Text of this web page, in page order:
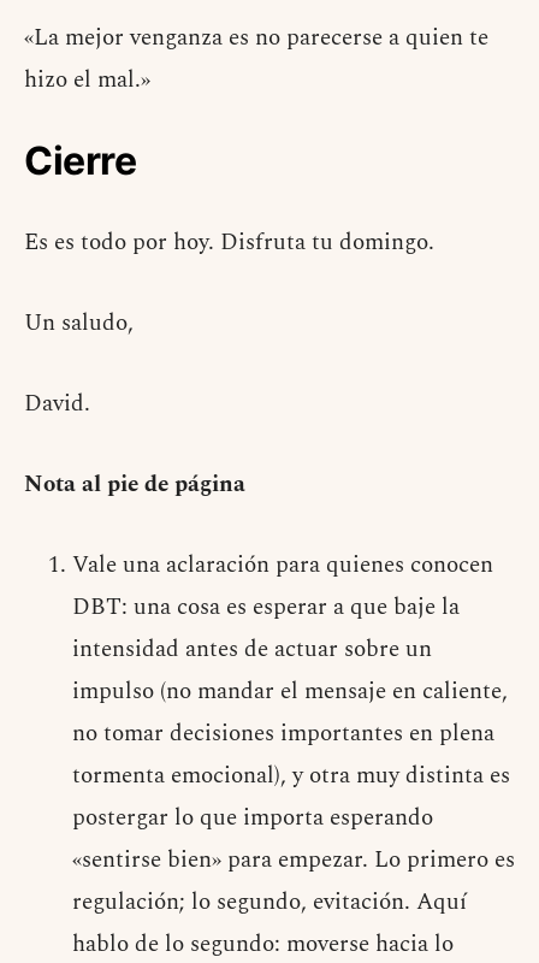
«La mejor venganza es no parecerse a quien te
hizo el mal.»
Cierre
Es es todo por hoy. Disfruta tu domingo.
Un saludo,
David.
Nota al pie de página
Vale una aclaración para quienes conocen
DBT: una cosa es esperar a que baje la
intensidad antes de actuar sobre un
impulso (no mandar el mensaje en caliente,
no tomar decisiones importantes en plena
tormenta emocional), y otra muy distinta es
postergar lo que importa esperando
«sentirse bien» para empezar. Lo primero es
regulación; lo segundo, evitación. Aquí
hablo de lo segundo: moverse hacia lo